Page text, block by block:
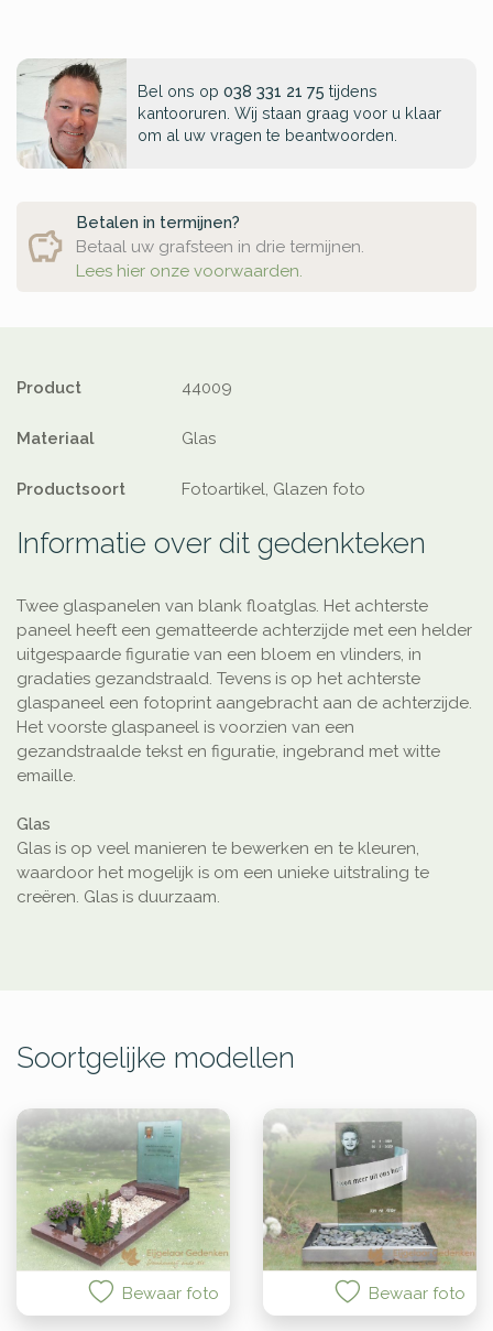
Bel ons op 038 331 21 75 tijdens
kantooruren. Wij staan graag voor u klaar
om al uw vragen te beantwoorden.
Betalen in termijnen?
Betaal uw grafsteen in drie termijnen.
Lees hier onze voorwaarden.
Product 44009
Materiaal Glas
Productsoort Fotoartikel, Glazen foto
Informatie over dit gedenkteken
Twee glaspanelen van blank floatglas. Het achterste
paneel heeft een gematteerde achterzijde met een helder
uitgespaarde figuratie van een bloem en vlinders, in
gradaties gezandstraald. Tevens is op het achterste
glaspaneel een fotoprint aangebracht aan de achterzijde.
Het voorste glaspaneel is voorzien van een
gezandstraalde tekst en figuratie, ingebrand met witte
emaille.
Glas
Glas is op veel manieren te bewerken en te kleuren,
waardoor het mogelijk is om een unieke uitstraling te
creëren. Glas is duurzaam.
Soortgelijke modellen
Bewaar foto Bewaar foto